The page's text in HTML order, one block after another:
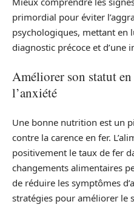
primordial pour éviter
psychologiques, mettant en
diagnostic précoce et d’une
Améliorer son statut
l’anxiété
Une bonne nutrition est un
contre la carence en fer.
positivement le taux de fer
changements alimentaires
de réduire les symptômes
stratégies pour améliorer le